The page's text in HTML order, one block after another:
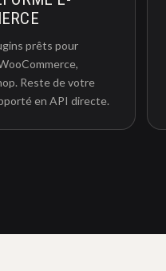
prêts pour
Reste de votre
en API directe.